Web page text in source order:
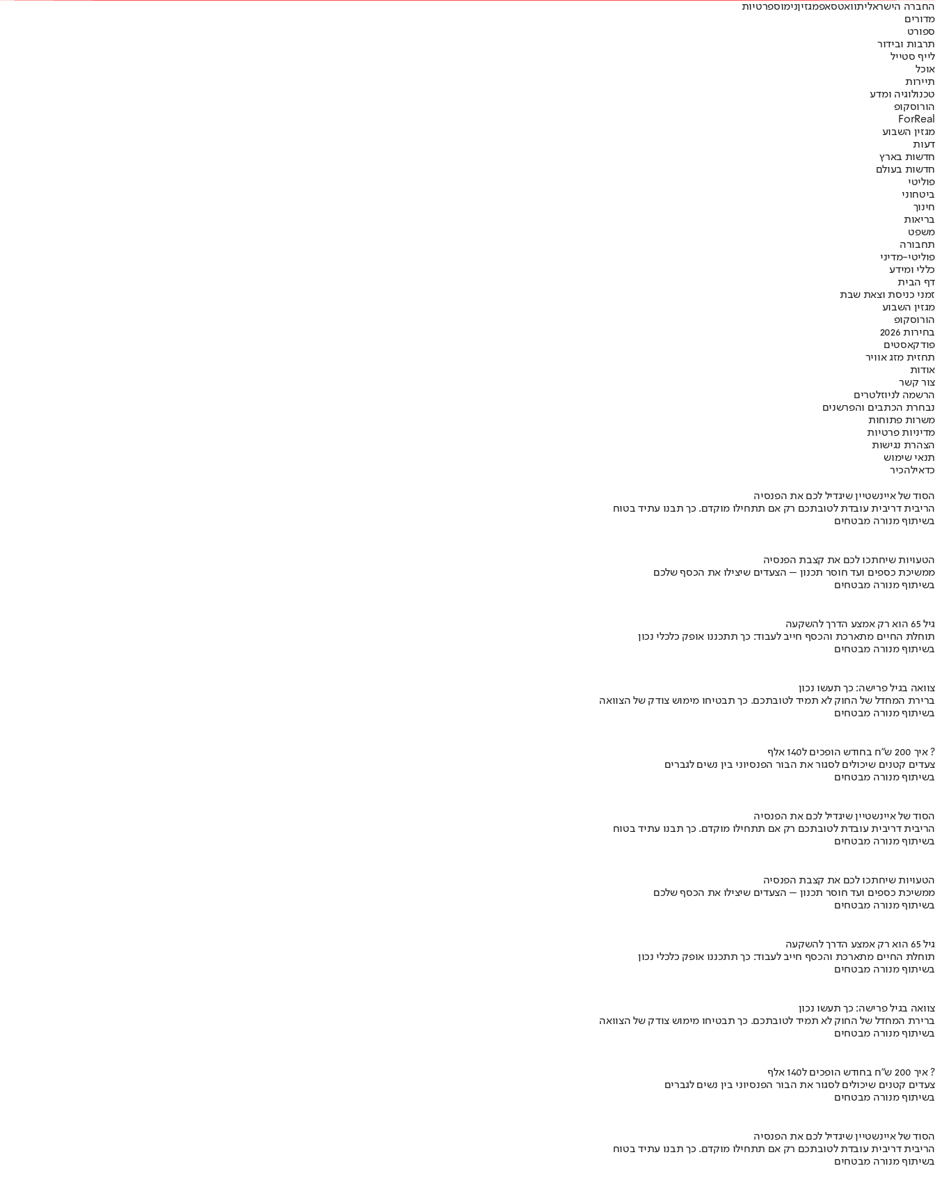
החברה הישראליתוואטסאפמגזיןנימוספרטיות
מדורים
ספורט
תרבות ובידור
לייף סטייל
אוכל
תיירות
טכנולוגיה ומדע
הורוסקופ
ForReal
מגזין השבוע
דעות
חדשות בארץ
חדשות בעולם
פוליטי
ביטחוני
חינוך
בריאות
משפט
תחבורה
פוליטי-מדיני
כללי ומידע
דף הבית
זמני כניסת וצאת שבת
מגזין השבוע
הורוסקופ
בחירות 2026
פודקאסטים
תחזית מזג אוויר
אודות
צור קשר
הרשמה לניוזלטרים
נבחרת הכתבים והפרשנים
משרות פתוחות
מדיניות פרטיות
הצהרת נגישות
תנאי שימוש
כדאילהכיר
הסוד של איינשטיין שיגדיל לכם את הפנסיה
הריבית דריבית עובדת לטובתכם רק אם תתחילו מוקדם. כך תבנו עתיד בטוח
בשיתוף מנורה מבטחים
הטעויות שיחתכו לכם את קצבת הפנסיה
ממשיכת כספים ועד חוסר תכנון – הצעדים שיצילו את הכסף שלכם
בשיתוף מנורה מבטחים
גיל 65 הוא רק אמצע הדרך להשקעה
תוחלת החיים מתארכת והכסף חייב לעבוד: כך תתכננו אופק כלכלי נכון
בשיתוף מנורה מבטחים
צוואה בגיל פרישה: כך תעשו נכון
ברירת המחדל של החוק לא תמיד לטובתכם. כך תבטיחו מימוש צודק של הצוואה
בשיתוף מנורה מבטחים
איך 200 ש"ח בחודש הופכים ל140 אלף ?
צעדים קטנים שיכולים לסגור את הבור הפנסיוני בין נשים לגברים
בשיתוף מנורה מבטחים
הסוד של איינשטיין שיגדיל לכם את הפנסיה
הריבית דריבית עובדת לטובתכם רק אם תתחילו מוקדם. כך תבנו עתיד בטוח
בשיתוף מנורה מבטחים
הטעויות שיחתכו לכם את קצבת הפנסיה
ממשיכת כספים ועד חוסר תכנון – הצעדים שיצילו את הכסף שלכם
בשיתוף מנורה מבטחים
גיל 65 הוא רק אמצע הדרך להשקעה
תוחלת החיים מתארכת והכסף חייב לעבוד: כך תתכננו אופק כלכלי נכון
בשיתוף מנורה מבטחים
צוואה בגיל פרישה: כך תעשו נכון
ברירת המחדל של החוק לא תמיד לטובתכם. כך תבטיחו מימוש צודק של הצוואה
בשיתוף מנורה מבטחים
איך 200 ש"ח בחודש הופכים ל140 אלף ?
צעדים קטנים שיכולים לסגור את הבור הפנסיוני בין נשים לגברים
בשיתוף מנורה מבטחים
הסוד של איינשטיין שיגדיל לכם את הפנסיה
הריבית דריבית עובדת לטובתכם רק אם תתחילו מוקדם. כך תבנו עתיד בטוח
בשיתוף מנורה מבטחים